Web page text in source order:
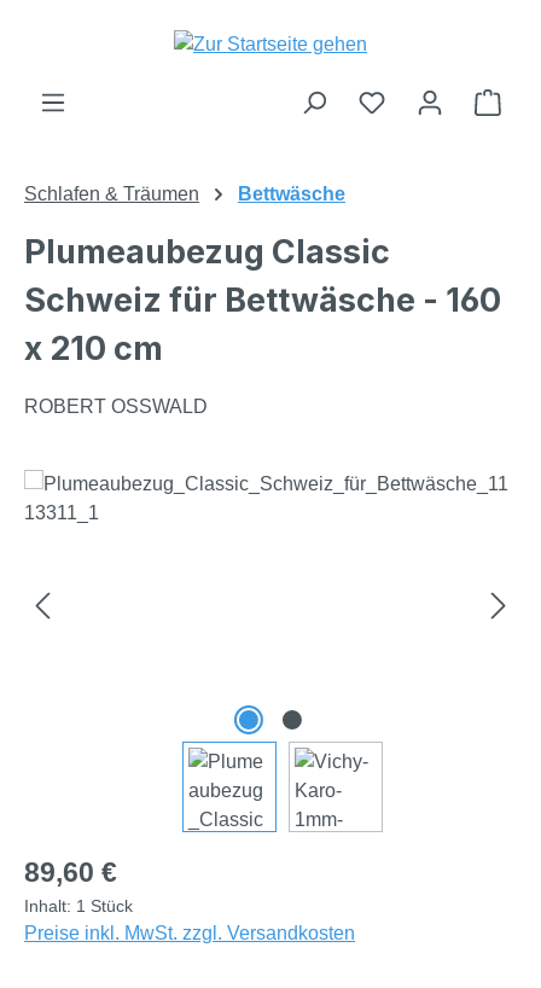
Zum Hauptinhalt springen
Du hast 0
Schlafen & Träumen Bettwäsche
Plumeaubezug Classic
Schweiz für Bettwäsche - 160
x 210 cm
ROBERT OSSWALD
Bildergalerie überspringen
Regulärer Preis:
89,60 €
Inhalt: 1 Stück
Preise inkl. MwSt. zzgl. Versandkosten